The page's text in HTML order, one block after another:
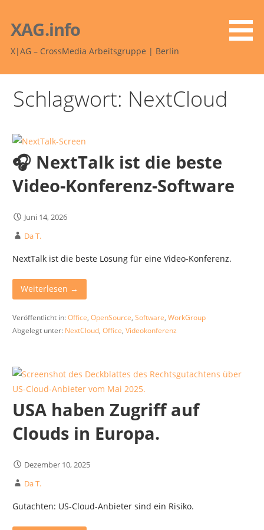
Inhalt
springen
XAG.info
X|AG – CrossMedia Arbeitsgruppe | Berlin
Schlagwort: NextCloud
🎧 NextTalk ist die beste
Video-Konferenz-Software
Juni 14, 2026
Da T.
NextTalk ist die beste Lösung für eine Video-Konferenz.
Weiterlesen →
Veröffentlicht in:Office, OpenSource, Software, WorkGroup
Abgelegt unter: NextCloud, Office, Videokonferenz
USA haben Zugriff auf
Clouds in Europa.
Dezember 10, 2025
Da T.
Gutachten: US-Cloud-Anbieter sind ein Risiko.